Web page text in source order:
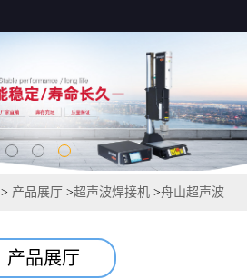
> 产品展厅 >超声波焊接机 >舟山超声波
产品展厅